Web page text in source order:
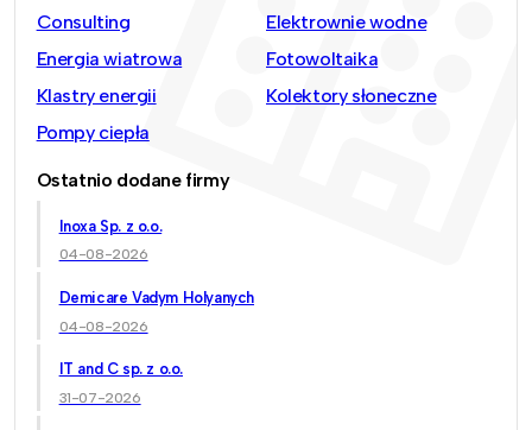
Consulting
Elektrownie wodne
Energia wiatrowa
Fotowoltaika
Klastry energii
Kolektory słoneczne
Pompy ciepła
Ostatnio dodane firmy
Inoxa Sp. z o.o.
04-08-2026
Demicare Vadym Holyanych
04-08-2026
IT and C sp. z o.o.
31-07-2026